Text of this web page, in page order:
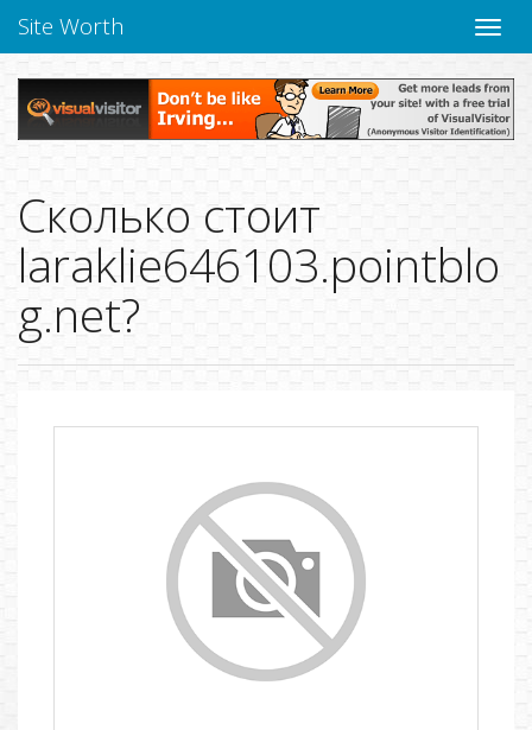
Site Worth
Сколько стоит
laraklie646103.pointblo
g.net?